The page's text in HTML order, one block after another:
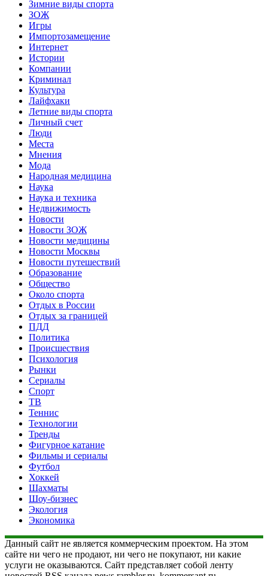
Зимние виды спорта
ЗОЖ
Игры
Импортозамещение
Интернет
Истории
Компании
Криминал
Культура
Лайфхаки
Летние виды спорта
Личный счет
Люди
Места
Мнения
Мода
Народная медицина
Наука
Наука и техника
Недвижимость
Новости
Новости ЗОЖ
Новости медицины
Новости Москвы
Новости путешествий
Образование
Общество
Около спорта
Отдых в России
Отдых за границей
ПДД
Политика
Происшествия
Психология
Рынки
Сериалы
Спорт
ТВ
Теннис
Технологии
Тренды
Фигурное катание
Фильмы и сериалы
Футбол
Хоккей
Шахматы
Шоу-бизнес
Экология
Экономика
Данный сайт не является коммерческим проектом. На этом
сайте ни чего не продают, ни чего не покупают, ни какие
услуги не оказываются. Сайт представляет собой ленту